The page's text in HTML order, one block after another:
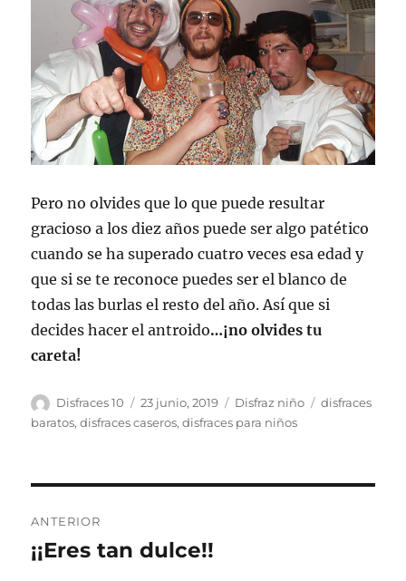
Pero no olvides que lo que puede resultar
gracioso a los diez años puede ser algo patético
cuando se ha superado cuatro veces esa edad y
que si se te reconoce puedes ser el blanco de
todas las burlas el resto del año. Así que si
decides hacer el antroido…¡no olvides tu
careta!
Autor
Disfraces 10
Publicado
el
23 junio, 2019 Categorías
Disfraz niño Etiquetas
disfraces
baratos,disfraces caseros,disfraces para niños
de
ANTERIOR
Entrada
¡¡Eres tan dulce!!